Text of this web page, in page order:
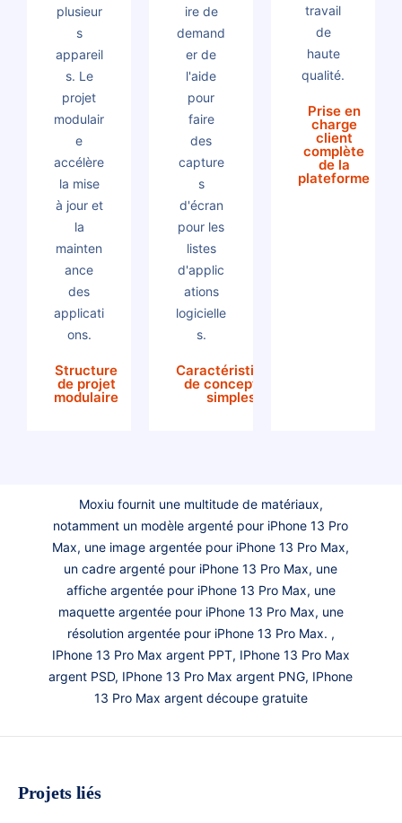
plusieur
s
appareil
s. Le
projet
modulair
e
accélère
la mise
à jour et
la
mainten
ance
des
applicati
ons.
Structure
de projet
modulaire
ire de
demand
er de
l'aide
pour
faire
des
capture
s
d'écran
pour les
listes
d'applic
ations
logicielle
s.
Caractéristiques
de conception
simples
travail
de
haute
qualité.
Prise en
charge
client
complète
de la
plateforme
Moxiu fournit une multitude de matériaux,
notamment un modèle argenté pour iPhone 13 Pro
Max, une image argentée pour iPhone 13 Pro Max,
un cadre argenté pour iPhone 13 Pro Max, une
affiche argentée pour iPhone 13 Pro Max, une
maquette argentée pour iPhone 13 Pro Max, une
résolution argentée pour iPhone 13 Pro Max. ,
IPhone 13 Pro Max argent PPT, IPhone 13 Pro Max
argent PSD, IPhone 13 Pro Max argent PNG, IPhone
13 Pro Max argent découpe gratuite
Projets liés